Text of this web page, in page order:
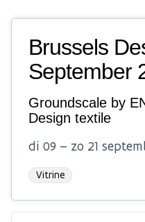
Brussels
September
Groundscale by
Design textile
di 09 – zo 21
Vitrine